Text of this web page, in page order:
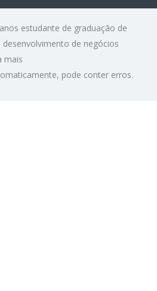
estudante de graduação de
de negócios
mais
pode conter erros.